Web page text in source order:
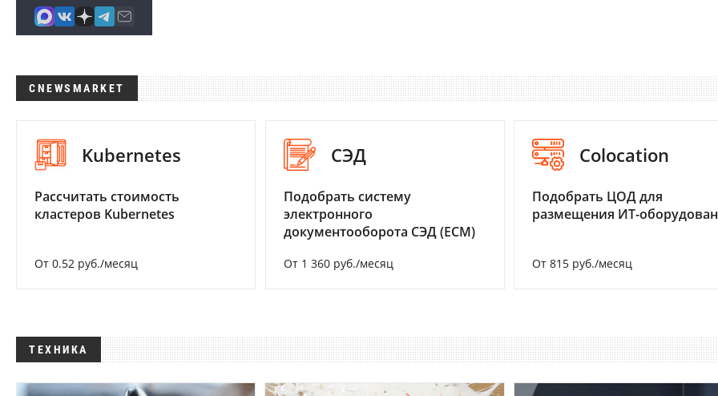
CNEWSMARKET
Kubernetes
Рассчитать стоимость
кластеров Kubernetes
От 0.52 руб./месяц
СЭД
Подобрать систему
электронного
документооборота СЭД (ECM)
От 1 360 руб./месяц
Colocation
Подобрать ЦОД для
размещения ИТ-
От 815 руб./месяц
ТЕХНИКА